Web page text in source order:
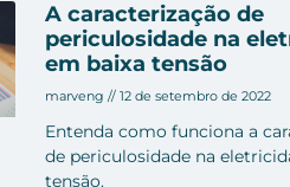
A caracterização de
periculosidade na
em baixa tensão
marveng 12 de setembro de 2022
Entenda como funciona a
de periculosidade na
tensão.